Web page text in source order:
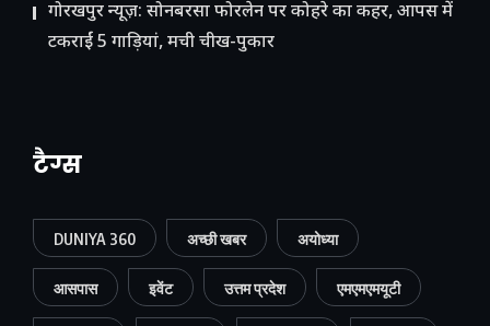
गोरखपुर न्यूज़: सोनबरसा फोरलेन पर कोहरे का कहर, आपस में
टकराईं 5 गाड़ियां, मची चीख-पुकार
टैग्स
DUNIYA 360 अच्छी खबर अयोध्या
आसपास इवेंट उत्तम प्रदेश एमएमएमयूटी